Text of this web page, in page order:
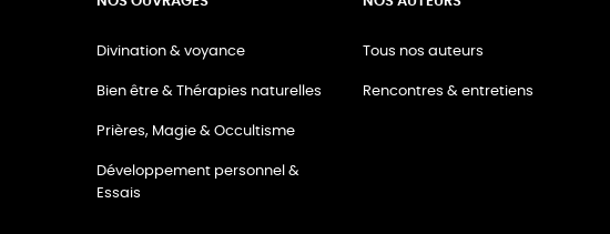
Divination & voyance
Bien être & Thérapies naturelles
Prières, Magie & Occultisme
Développement personnel &
Essais
Tous nos auteurs
Rencontres & entretiens